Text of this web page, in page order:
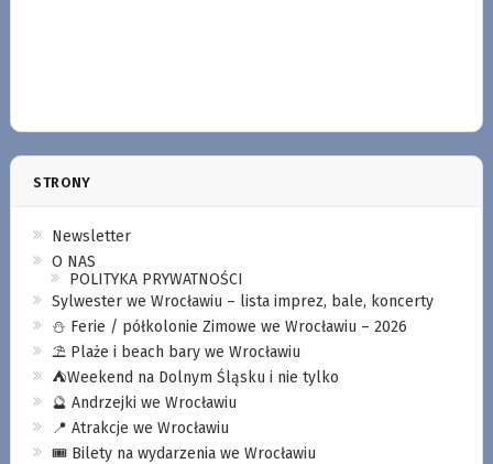
STRONY
Newsletter
O NAS
POLITYKA PRYWATNOŚCI
Sylwester we Wrocławiu – lista imprez, bale, koncerty
⛄️ Ferie / półkolonie Zimowe we Wrocławiu – 2026
⛱️ Plaże i beach bary we Wrocławiu
⛺️Weekend na Dolnym Śląsku i nie tylko
🔮 Andrzejki we Wrocławiu
📍 Atrakcje we Wrocławiu
🎟️ Bilety na wydarzenia we Wrocławiu